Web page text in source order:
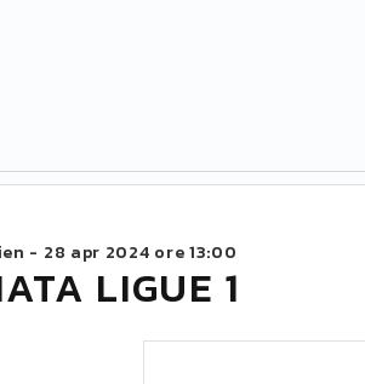
- 28 apr 2024 ore 13:00
LIGUE 1